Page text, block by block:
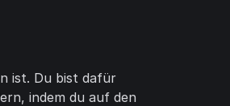
ist. Du bist dafür
indem du auf den